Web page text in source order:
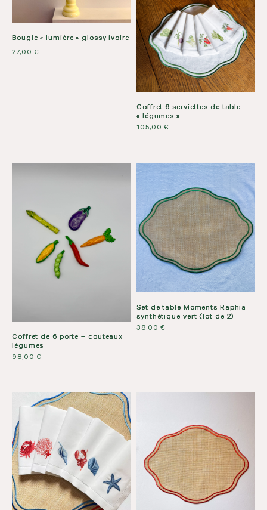
Bougie « lumière » glossy ivoire
27,00€
Coffret 6 serviettes de table
« légumes »
105,00€
Coffret de 6 porte – couteaux
légumes
98,00€
Set de table Moments Raphia
synthétique vert (lot de 2)
38,00€